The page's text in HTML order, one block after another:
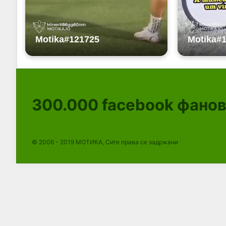
300.000 facebook
© 2006 - 2019 МОТИКА, Сите права се задржани